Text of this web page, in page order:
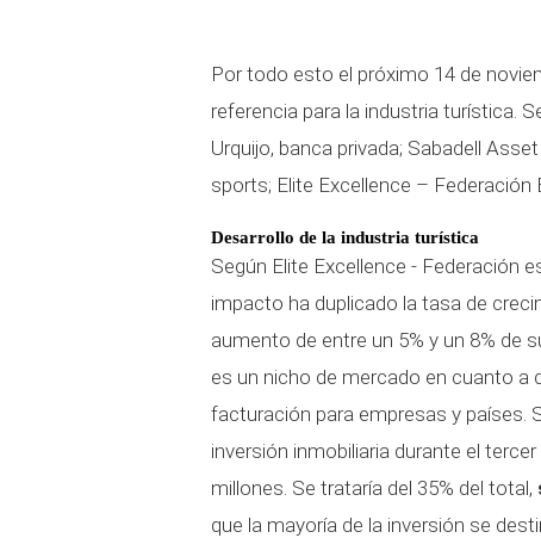
Por todo esto el próximo 14 de
referencia para la industria turística.
Urquijo, banca privada; Sabadell
sports; Elite Excellence – Federación
Desarrollo de la industria turística
Según Elite Excellence - Federación
impacto ha duplicado la tasa de
aumento de entre un 5% y un 8% de
es un nicho de mercado en cuanto a
facturación para empresas y países.
inversión inmobiliaria durante el
millones. Se trataría del 35% del total,
que la mayoría de la inversión se